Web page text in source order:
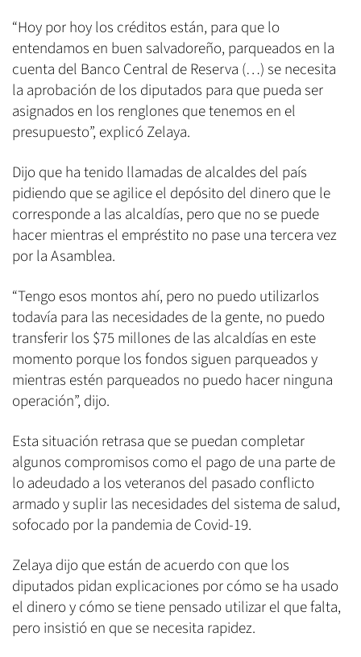
“Hoy por hoy los créditos están, para que lo
entendamos en buen salvadoreño, parqueados en la
cuenta del Banco Central de Reserva (…) se necesita
la aprobación de los diputados para que pueda ser
asignados en los renglones que tenemos en el
presupuesto”, explicó Zelaya.
Dijo que ha tenido llamadas de alcaldes del país
pidiendo que se agilice el depósito del dinero que le
corresponde a las alcaldías, pero que no se puede
hacer mientras el empréstito no pase una tercera vez
por la Asamblea.
“Tengo esos montos ahí, pero no puedo utilizarlos
todavía para las necesidades de la gente, no puedo
transferir los $75 millones de las alcaldías en este
momento porque los fondos siguen parqueados y
mientras estén parqueados no puedo hacer ninguna
operación”, dijo.
Esta situación retrasa que se puedan completar
algunos compromisos como el pago de una parte de
lo adeudado a los veteranos del pasado conflicto
armado y suplir las necesidades del sistema de salud,
sofocado por la pandemia de Covid-19.
Zelaya dijo que están de acuerdo con que los
diputados pidan explicaciones por cómo se ha usado
el dinero y cómo se tiene pensado utilizar el que falta,
pero insistió en que se necesita rapidez.